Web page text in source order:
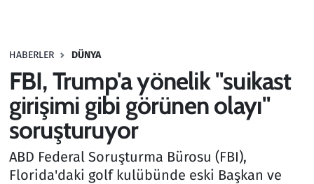
HABERLER DÜNYA
FBI, Trump'a yönelik "suikast
girişimi gibi görünen olayı"
soruşturuyor
ABD Federal Soruşturma Bürosu (FBI),
Florida'daki golf kulübünde eski Başkan ve
Haber
Kültür Sanat
Kurumsal Haberler
Lezzet Durağı